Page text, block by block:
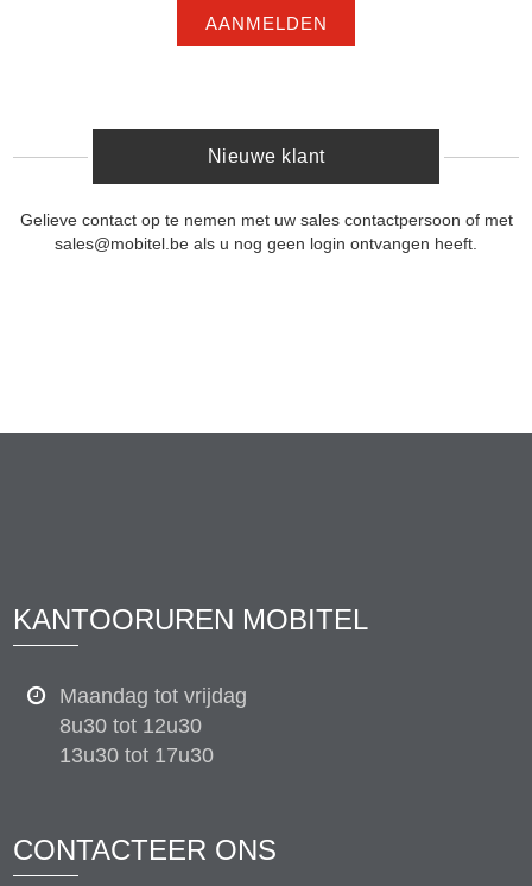
AANMELDEN
Nieuwe klant
Gelieve contact op te nemen met uw sales contactpersoon of met
sales@mobitel.be als u nog geen login ontvangen heeft.
KANTOORUREN MOBITEL
Maandag tot vrijdag
8u30 tot 12u30
13u30 tot 17u30
CONTACTEER ONS